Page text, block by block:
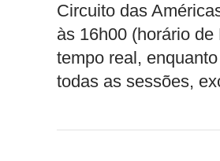
Circuito das
às 16h00 (horário
tempo real,
todas as sessões,